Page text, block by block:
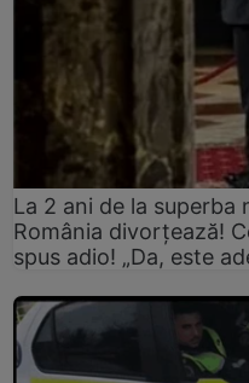
La 2 ani de la superba
România divorțează!
spus adio! „Da, este